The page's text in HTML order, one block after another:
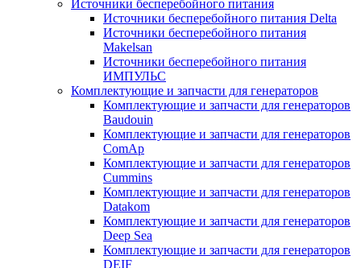
Источники бесперебойного питания
Источники бесперебойного питания Delta
Источники бесперебойного питания
Makelsan
Источники бесперебойного питания
ИМПУЛЬС
Комплектующие и запчасти для генераторов
Комплектующие и запчасти для генераторов
Baudouin
Комплектующие и запчасти для генераторов
ComAp
Комплектующие и запчасти для генераторов
Cummins
Комплектующие и запчасти для генераторов
Datakom
Комплектующие и запчасти для генераторов
Deep Sea
Комплектующие и запчасти для генераторов
DEIF